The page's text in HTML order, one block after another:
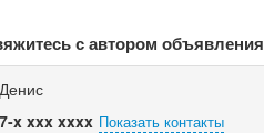
с автором объявления
Денис
7-x xxx xxxx Показать контакты